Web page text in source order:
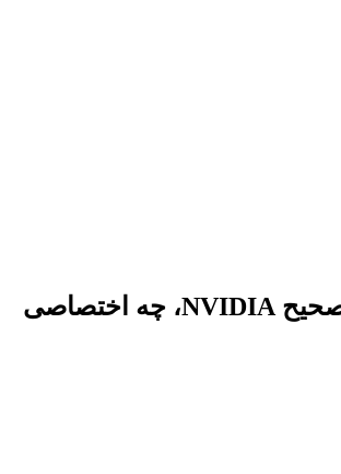
EndeavourOS اکنون در طول بوت ISO به طور خودکار کارت گرافیک (GPU) را تشخیص می‌دهد و درایور صحیح NVIDIA، چه اختصاصی